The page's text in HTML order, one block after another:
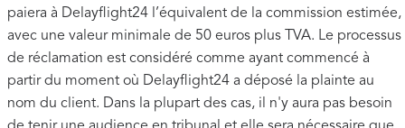
paiera à Delayflight24 l’équivalent de la commission estimée,
avec une valeur minimale de 50 euros plus TVA. Le processus
de réclamation est considéré comme ayant commencé à
partir du moment où Delayflight24 a déposé la plainte au
nom du client. Dans la plupart des cas, il n'y aura pas besoin